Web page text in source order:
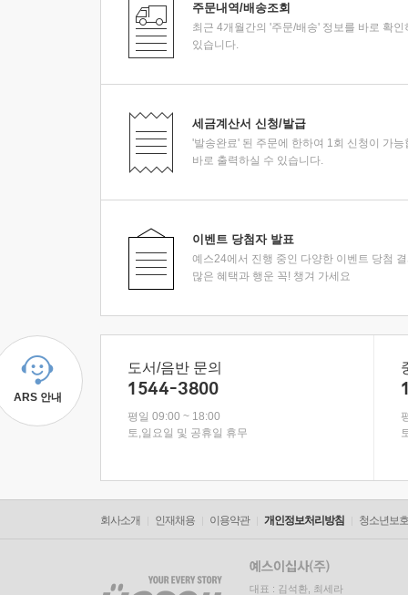
주문내역/배송조회
최근 4개월간의 '주문/배송' 정보를 바로 확인
있습니다.
세금계산서 신청/발급
'발송완료' 된 주문에 한하여 1회 신청이 가능
바로 출력하실 수 있습니다.
이벤트 당첨자 발표
예스24에서 진행 중인 다양한 이벤트 당첨
많은 혜택과 행운 꼭! 챙겨 가세요
ARS 안내
도서/음반 문의
1544-3800
평일 09:00 ~ 18:00
토,일요일 및 공휴일 휴무
회사소개 인재채용 이용약관 개인정보처리방침 청소년보
대표 : 김석환, 최세라